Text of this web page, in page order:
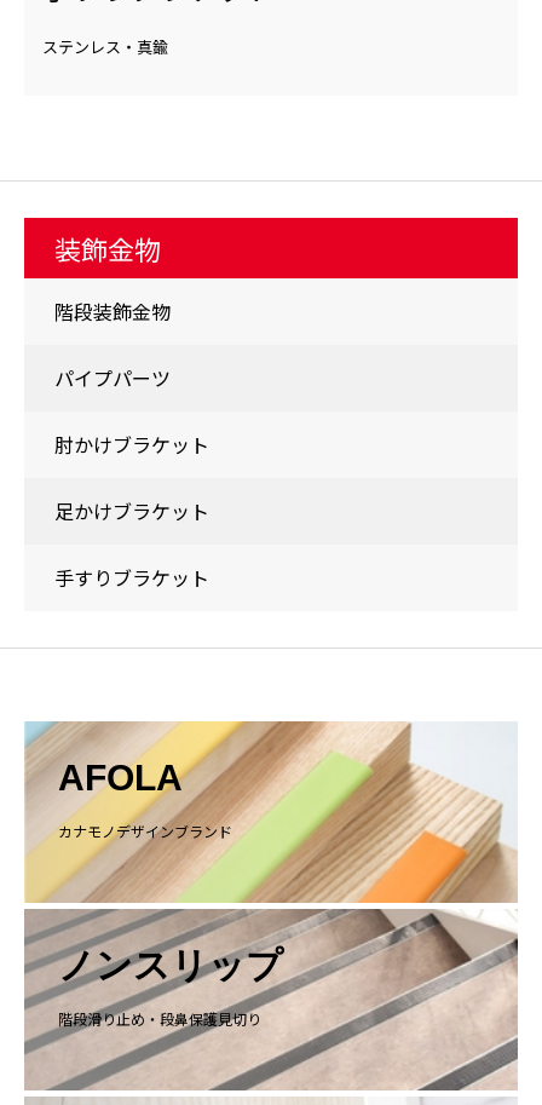
ステンレス・真鍮
装飾金物
階段装飾金物
パイプパーツ
肘かけブラケット
足かけブラケット
手すりブラケット
AFOLA
カナモノデザインブランド
ノンスリップ
階段滑り止め・段鼻保護見切り